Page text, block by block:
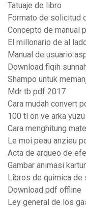
Tatuaje de libro
Formato de solicitud
Concepto de manual
El millonario de al
Manual de usuario
Download fiqih
Shampo untuk
Mdr tb pdf 2017
Cara mudah convert
100 tl ön ve arka yüzü
Cara menghitung
Le moi peau anzieu
Acta de arqueo de
Gambar animasi
Libros de quimica
Download pdf offline
Ley general de los